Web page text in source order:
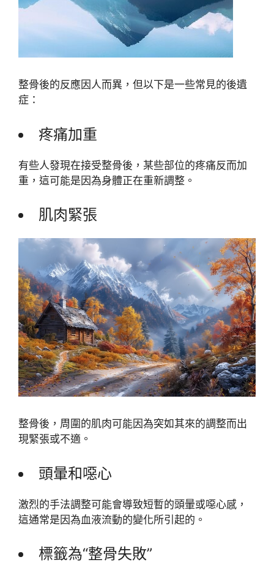
整骨後的反應因人而異，但以下是一些常見的後遺
症：
疼痛加重
有些人發現在接受整骨後，某些部位的疼痛反而加
重，這可能是因為身體正在重新調整。
肌肉緊張
整骨後，周圍的肌肉可能因為突如其來的調整而出
現緊張或不適。
頭暈和噁心
激烈的手法調整可能會導致短暫的頭暈或噁心感，
這通常是因為血液流動的變化所引起的。
標籤為“整骨失敗”